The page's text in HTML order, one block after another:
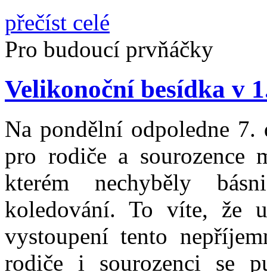
přečíst celé
Pro budoucí prvňáčky
Velikonoční besídka v
Na pondělní odpoledne
pro rodiče a sourozence
kterém nechyběly
koledování. To víte, že
vystoupení tento
rodiče i sourozenci se